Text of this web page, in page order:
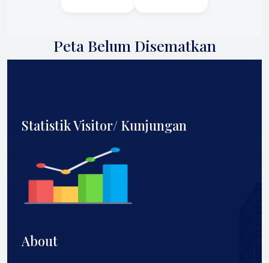
Peta Belum Disematkan
Statistik Visitor/ Kunjungan
About